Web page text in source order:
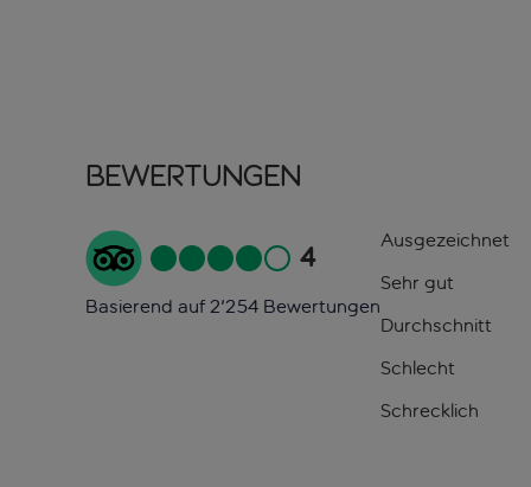
Bewertungen
4
Basierend auf 2'254 Bewertungen
Ausgezeichnet
Sehr gut
Durchschnitt
Schlecht
Schrecklich